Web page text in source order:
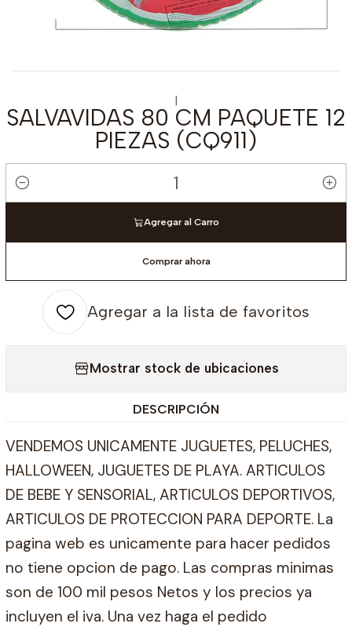
|
SALVAVIDAS 80 CM PAQUETE 12
PIEZAS (CQ911)
Cantidad
Agregar al Carro
Comprar ahora
Agregar a la lista de favoritos
Mostrar stock de ubicaciones
DESCRIPCIÓN
VENDEMOS UNICAMENTE JUGUETES, PELUCHES,
HALLOWEEN, JUGUETES DE PLAYA. ARTICULOS
DE BEBE Y SENSORIAL, ARTICULOS DEPORTIVOS,
ARTICULOS DE PROTECCION PARA DEPORTE. La
pagina web es unicamente para hacer pedidos
no tiene opcion de pago. Las compras minimas
son de 100 mil pesos Netos y los precios ya
incluyen el iva. Una vez haga el pedido